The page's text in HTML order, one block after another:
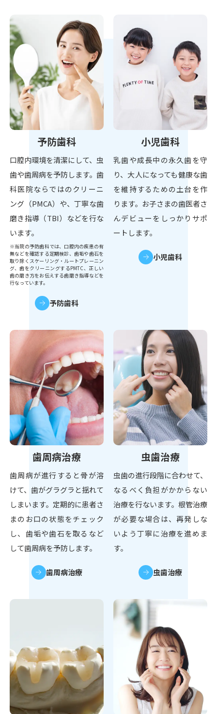
予防歯科
口腔内環境を清潔にして、虫
歯や歯周病を予防します。歯
科医院ならではのクリーニ
ング（PMCA）や、丁寧な歯
磨き指導（TBI）などを行な
います。
※当院の予防歯科では、口腔内の疾患の有
無などを確認する定期検診、歯垢や歯石を
取り除くスケーリング・ルートプレーニン
グ、歯をクリーニングするPMTC、正しい
歯の磨き方をお伝えする歯磨き指導などを
行なっています。
予防歯科
小児歯科
乳歯や成長中の永久歯を守
り、大人になっても健康な歯
を維持するための土台を作
ります。お子さまの歯医者さ
んデビューをしっかりサポ
ートします。
小児歯科
歯周病治療
歯周病が進行すると骨が溶
けて、歯がグラグラと揺れて
しまいます。定期的に患者さ
まのお口の状態をチェック
し、歯垢や歯石を取るなど
して歯周病を予防します。
歯周病治療
虫歯治療
虫歯の進行段階に合わせて、
なるべく負担がかからない
治療を行ないます。根管治療
が必要な場合は、再発しな
いよう丁寧に治療を進めま
す。
虫歯治療